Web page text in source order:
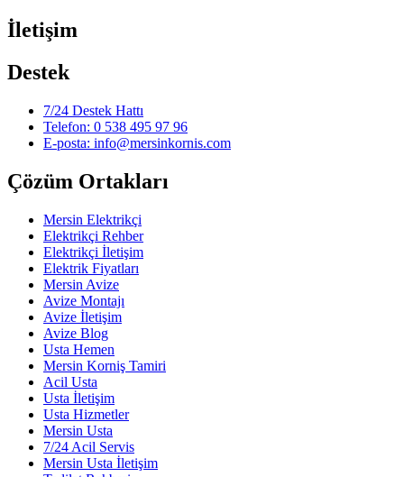
İletişim
Destek
7/24 Destek Hattı
Telefon: 0 538 495 97 96
E-posta: info@mersinkornis.com
Çözüm Ortakları
Mersin Elektrikçi
Elektrikçi Rehber
Elektrikçi İletişim
Elektrik Fiyatları
Mersin Avize
Avize Montajı
Avize İletişim
Avize Blog
Usta Hemen
Mersin Korniş Tamiri
Acil Usta
Usta İletişim
Usta Hizmetler
Mersin Usta
7/24 Acil Servis
Mersin Usta İletişim